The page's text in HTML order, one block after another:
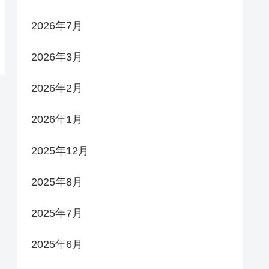
2026年7月
2026年3月
2026年2月
2026年1月
2025年12月
2025年8月
2025年7月
2025年6月